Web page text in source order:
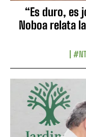
“Es duro, es
Noboa relata